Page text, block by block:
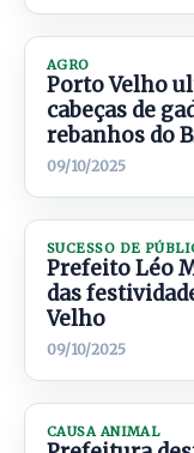
AGRO
Porto Velho
cabeças de
rebanhos do
09/10/2025
SUCESSO DE
Prefeito Léo
das
Velho
09/10/2025
CAUSA ANIMAL